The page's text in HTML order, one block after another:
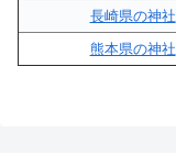
長崎県の神社
熊本県の神社